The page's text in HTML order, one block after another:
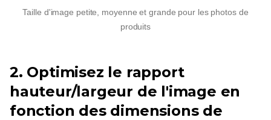
Taille d'image petite, moyenne et grande pour les photos de
produits
2. Optimisez le rapport
hauteur/largeur de l'image en
fonction des dimensions de